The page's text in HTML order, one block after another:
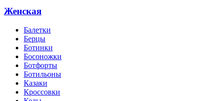
Женская
Балетки
Берцы
Ботинки
Босоножки
Ботфорты
Ботильоны
Казаки
Кроссовки